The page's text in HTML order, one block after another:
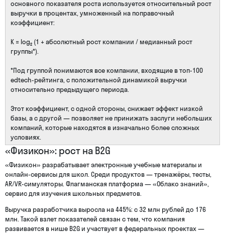
основного показателя роста используется относительный рост
выручки в процентах, умноженный на поправочный
коэффициент:
K = log₂ (1 + абсолютный рост компании / медианный рост
группы*).
*Под группой понимаются все компании, входящие в топ-100
edtech-рейтинга, с положительной динамикой выручки
относительно предыдущего периода.
Этот коэффициент, с одной стороны, снижает эффект низкой
базы, а с другой — позволяет не принижать заслуги небольших
компаний, которые находятся в изначально более сложных
условиях.
«Физикон»: рост на B2G
«Физикон» разрабатывает электронные учебные материалы и
онлайн-сервисы для школ. Среди продуктов — тренажёры, тесты,
AR/VR-симуляторы. Флагманская платформа — «Облако знаний»,
сервис для изучения школьных предметов.
Выручка разработчика выросла на 445%: с 32 млн рублей до 176
млн. Такой взлет показателей связан с тем, что компания
развивается в нише B2G и участвует в федеральных проектах —